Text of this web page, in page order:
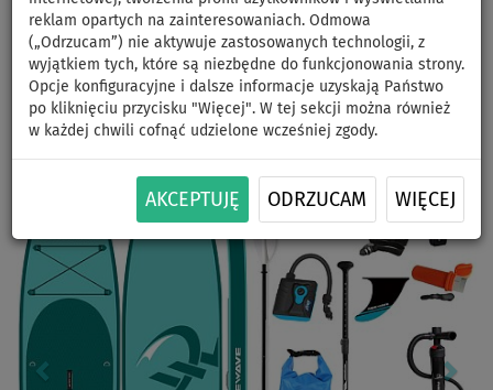
reklam opartych na zainteresowaniach. Odmowa
(„Odrzucam”) nie aktywuje zastosowanych technologii, z
wyjątkiem tych, które są niezbędne do funkcjonowania strony.
Opcje konfiguracyjne i dalsze informacje uzyskają Państwo
po kliknięciu przycisku "Więcej". W tej sekcji można również
w każdej chwili cofnąć udzielone wcześniej zgody.
AKCEPTUJĘ ODRZUCAM WIĘCEJ
paddleboard
WIOSŁO W
ZESTAWIE
OPCJA
SIEDZISKA
DARMOWA
DOSTAWA
Previous